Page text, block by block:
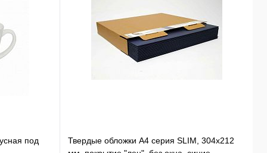
под
Твердые обложки А4 серия SLIM, 304x212